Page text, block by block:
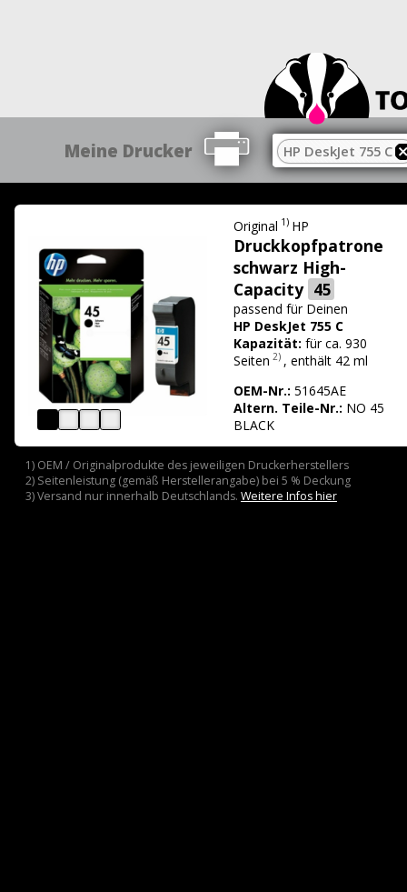
Meine Drucker HP DeskJet 755 C
Original 1) HP
Druckkopfpatrone
schwarz High-
Capacity 45
passend für Deinen
HP DeskJet 755 C
Kapazität: für ca. 930
Seiten 2) ,enthält 42 ml
OEM-Nr.: 51645AE
Altern. Teile-Nr.: NO 45
BLACK
1) OEM / Originalprodukte des jeweiligen Druckerherstellers
2) Seitenleistung (gemäß Herstellerangabe) bei 5 % Deckung
3) Versand nur innerhalb Deutschlands. Weitere Infos hier